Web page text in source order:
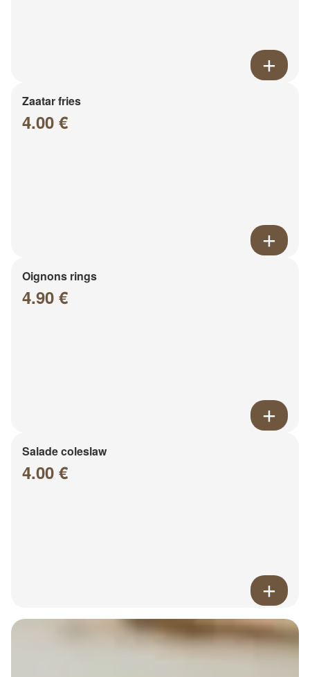
Zaatar fries
4.00 €
Oignons rings
4.90 €
Salade coleslaw
4.00 €